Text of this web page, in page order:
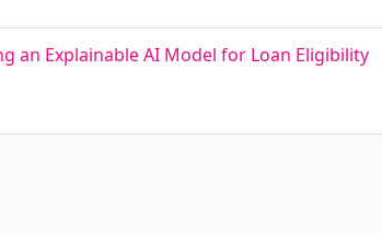
an Explainable AI Model for Loan Eligibility